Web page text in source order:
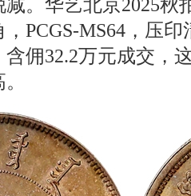
。华艺北京2025秋
PCGS-MS64，压
佣32.2万元成交，